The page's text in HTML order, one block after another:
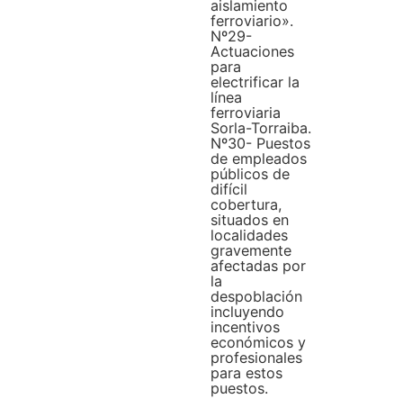
aislamiento
ferroviario».
Nº29-
Actuaciones
para
electrificar la
línea
ferroviaria
Sorla-Torraiba.
Nº30- Puestos
de empleados
públicos de
difícil
cobertura,
situados en
localidades
gravemente
afectadas por
la
despoblación
incluyendo
incentivos
económicos y
profesionales
para estos
puestos.